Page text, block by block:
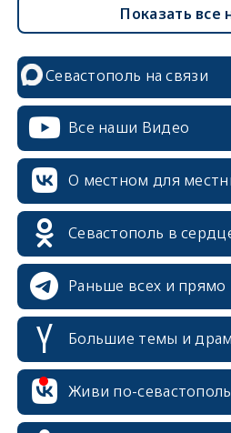
Показать все
Севастополь на связи
Все наши Видео
О местном для
Севастополь в
Раньше всех и прямо
Большие темы и
Живи по-